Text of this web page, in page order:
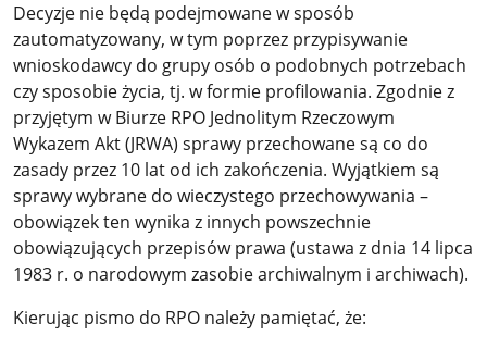
Decyzje nie będą podejmowane w sposób
zautomatyzowany, w tym poprzez przypisywanie
wnioskodawcy do grupy osób o podobnych potrzebach
czy sposobie życia, tj. w formie profilowania. Zgodnie z
przyjętym w Biurze RPO Jednolitym Rzeczowym
Wykazem Akt (JRWA) sprawy przechowane są co do
zasady przez 10 lat od ich zakończenia. Wyjątkiem są
sprawy wybrane do wieczystego przechowywania –
obowiązek ten wynika z innych powszechnie
obowiązujących przepisów prawa (ustawa z dnia 14 lipca
1983 r. o narodowym zasobie archiwalnym i archiwach).
Kierując pismo do RPO należy pamiętać, że: